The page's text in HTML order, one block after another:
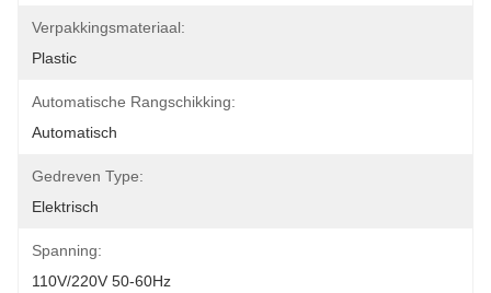
Verpakkingsmateriaal:
Plastic
Automatische Rangschikking:
Automatisch
Gedreven Type:
Elektrisch
Spanning:
110V/220V 50-60Hz